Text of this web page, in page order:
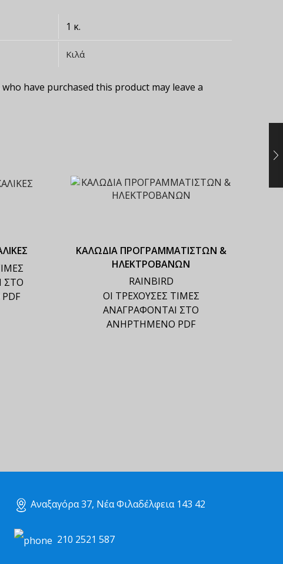
1 κ.
Κιλά
have purchased this product may leave a
ΣΤΟ
ΚΑΛΩΔΙΑ ΠΡΟΓΡΑΜΜΑΤΙΣΤΩΝ &
ΗΛΕΚΤΡΟΒΑΝΩΝ
RAINBIRD
ΟΙ ΤΡΕΧΟΥΣΕΣ ΤΙΜΕΣ
ΑΝΑΓΡΑΦΟΝΤΑΙ ΣΤΟ
ΑΝΗΡΤΗΜΕΝΟ PDF
Αναξαγόρα 37, Νέα Φιλαδέλφεια 143 42
210 2521 587